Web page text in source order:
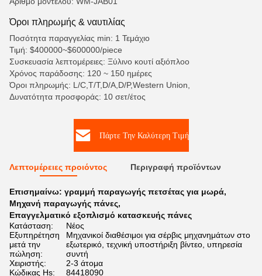
Όροι πληρωμής & ναυτιλίας
Ποσότητα παραγγελίας min: 1 Τεμάχιο
Τιμή: $400000~$600000/piece
Συσκευασία λεπτομέρειες: Ξύλινο κουτί αξιόπλοο
Χρόνος παράδοσης: 120 ~ 150 ημέρες
Όροι πληρωμής: L/C,T/T,D/A,D/P,Western Union,
Δυνατότητα προσφοράς: 10 σετ/έτος
Πάρτε Την Καλύτερη Τιμή
Λεπτομέρειες προιόντος Περιγραφή προϊόντων
Επισημαίνω: γραμμή παραγωγής πετσέτας για μωρά,
Μηχανή παραγωγής πάνες,
Επαγγελματικό εξοπλισμό κατασκευής πάνες
Κατάσταση:
Νέος
Εξυπηρέτηση
μετά την
πώληση:
Μηχανικοί διαθέσιμοι για σέρβις μηχανημάτων στο
εξωτερικό, τεχνική υποστήριξη βίντεο, υπηρεσία
συντή
Χειριστής:
2-3 άτομα
Κώδικας Hs:
84418090